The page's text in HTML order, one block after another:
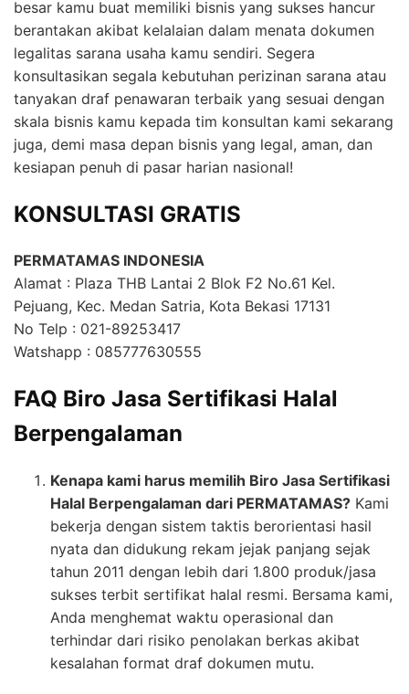
besar kamu buat memiliki bisnis yang sukses hancur
berantakan akibat kelalaian dalam menata dokumen
legalitas sarana usaha kamu sendiri. Segera
konsultasikan segala kebutuhan perizinan sarana atau
tanyakan draf penawaran terbaik yang sesuai dengan
skala bisnis kamu kepada tim konsultan kami sekarang
juga, demi masa depan bisnis yang legal, aman, dan
kesiapan penuh di pasar harian nasional!
KONSULTASI GRATIS
PERMATAMAS INDONESIA
Alamat : Plaza THB Lantai 2 Blok F2 No.61 Kel.
Pejuang, Kec. Medan Satria, Kota Bekasi 17131
No Telp : 021-89253417
Watshapp : 085777630555
FAQ Biro Jasa Sertifikasi Halal
Berpengalaman
Kenapa kami harus memilih Biro Jasa Sertifikasi
Halal Berpengalaman dari PERMATAMAS? Kami
bekerja dengan sistem taktis berorientasi hasil
nyata dan didukung rekam jejak panjang sejak
tahun 2011 dengan lebih dari 1.800 produk/jasa
sukses terbit sertifikat halal resmi. Bersama kami,
Anda menghemat waktu operasional dan
terhindar dari risiko penolakan berkas akibat
kesalahan format draf dokumen mutu.